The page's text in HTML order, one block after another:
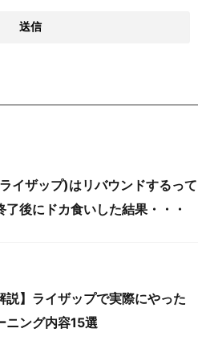
イザップ)はリバウンドするって
了後にドカ食いした結果・・・
説】ライザップで実際にやった
ニング内容15選